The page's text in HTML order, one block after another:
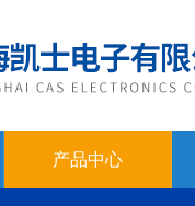
产品中心